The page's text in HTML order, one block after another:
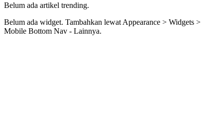
Belum ada artikel trending.
Belum ada widget. Tambahkan lewat Appearance > Widgets >
Mobile Bottom Nav - Lainnya.